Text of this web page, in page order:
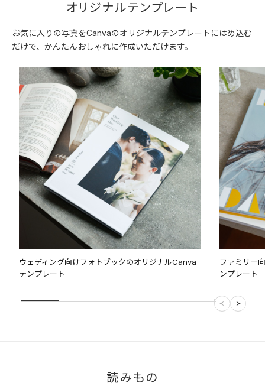
オリジナルテンプレート
お気に入りの写真をCanvaのオリジナルテンプレートにはめ込む
だけで、かんたんおしゃれに作成いただけます。
ウェディング向けフォトブックのオリジナルCanva
テンプレート
ファミリー
ンプレート
読みもの